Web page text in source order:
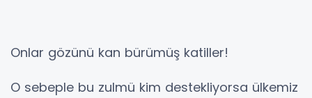
Onlar gözünü kan bürümüş katiller!
O sebeple bu zulmü kim destekliyorsa ülkemiz